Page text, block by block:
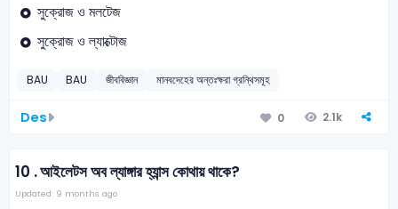
সুক্রোজ ও মলটেজ
সুক্রোজ ও ল্যাক্টোজ
BAU BAU জীববিজ্ঞান মানবদেহের অন্তঃক্ষরা গ্রন্থিসমূহ
Des 0 2.1k
10 .আইলেটস অব ল্যাঙ্গার হ্যান্স কোথায় থাকে?
Updated: 9 months ago